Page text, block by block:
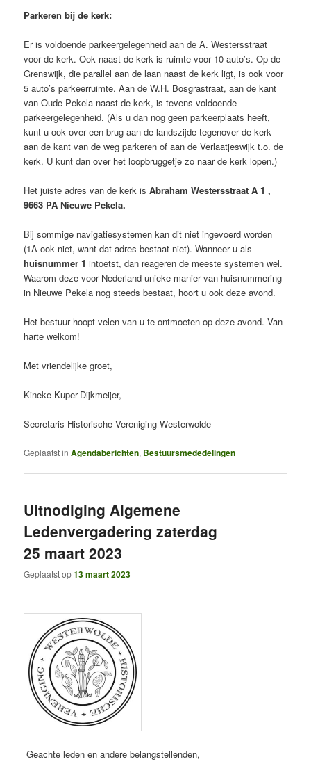
Parkeren bij de kerk:
Er is voldoende parkeergelegenheid aan de A. Westersstraat
voor de kerk. Ook naast de kerk is ruimte voor 10 auto’s. Op de
Grenswijk, die parallel aan de laan naast de kerk ligt, is ook voor
5 auto’s parkeerruimte. Aan de W.H. Bosgrastraat, aan de kant
van Oude Pekela naast de kerk, is tevens voldoende
parkeergelegenheid. (Als u dan nog geen parkeerplaats heeft,
kunt u ook over een brug aan de landszijde tegenover de kerk
aan de kant van de weg parkeren of aan de Verlaatjeswijk t.o. de
kerk. U kunt dan over het loopbruggetje zo naar de kerk lopen.)
Het juiste adres van de kerk isAbraham WestersstraatA 1 ,
9663 PA Nieuwe Pekela.
Bij sommige navigatiesystemen kan dit niet ingevoerd worden
(1A ook niet, want dat adres bestaat niet). Wanneer u als
huisnummer 1 intoetst, dan reageren de meeste systemen wel.
Waarom deze voor Nederland unieke manier van huisnummering
in Nieuwe Pekela nog steeds bestaat, hoort u ook deze avond.
Het bestuur hoopt velen van u te ontmoeten op deze avond. Van
harte welkom!
Met vriendelijke groet,
Kineke Kuper-Dijkmeijer,
Secretaris Historische Vereniging Westerwolde
Geplaatst in Agendaberichten, Bestuursmededelingen
Uitnodiging Algemene
Ledenvergadering zaterdag
25 maart 2023
Geplaatst op13 maart 2023
Geachte leden en andere belangstellenden,